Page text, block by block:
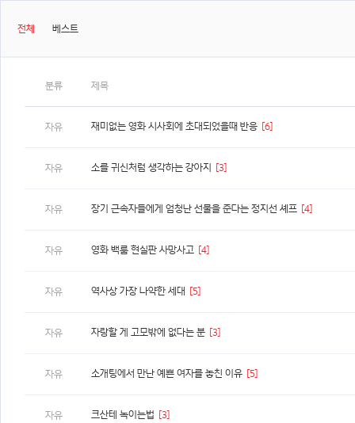
전체 베스트
분류 제목
자유 재미없는 영화 시사회에 초대되었을때 반응 [6]
자유 소를 귀신처럼 생각하는 강아지 [3]
자유 장기 근속자들에게 엄청난 선물을 준다는 정지선 셰프 [4]
자유 영화 백룸 현실판 사망사고 [4]
자유 역사상 가장 나약한 세대 [5]
자유 자랑할 게 고모밖에 없다는 분 [3]
자유 소개팅에서 만난 예쁜 여자를 놓친 이유 [5]
자유 크산테 녹이는법 [3]